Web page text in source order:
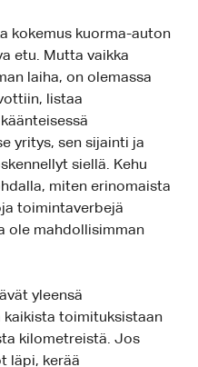
kokemus kuorma-auton
etu. Mutta vaikka
laiha, on olemassa
listaa
yritys, sen sijainti ja
siellä. Kehu
miten erinomaista
toimintaverbejä
ole mahdollisimman
yleensä
toimituksistaan
kilometreistä. Jos
läpi, kerää